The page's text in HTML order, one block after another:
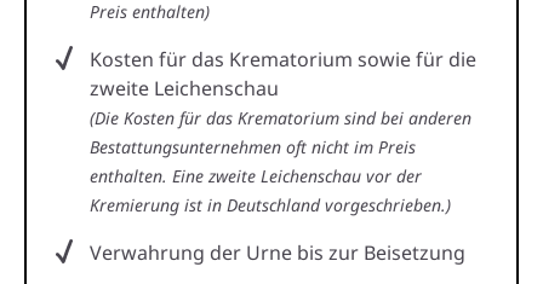
Preis enthalten)
Kosten für das Krematorium sowie für die
zweite Leichenschau
(Die Kosten für das Krematorium sind bei anderen
Bestattungsunternehmen oft nicht im Preis
enthalten. Eine zweite Leichenschau vor der
Kremierung ist in Deutschland vorgeschrieben.)
Verwahrung der Urne bis zur Beisetzung